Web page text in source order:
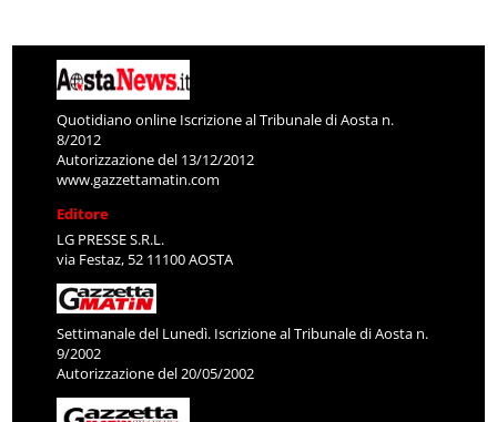
Quotidiano online Iscrizione al Tribunale di Aosta n.
8/2012
Autorizzazione del 13/12/2012
www.gazzettamatin.com
Editore
LG PRESSE S.R.L.
via Festaz, 52 11100 AOSTA
Settimanale del Lunedì. Iscrizione al Tribunale di Aosta n.
9/2002
Autorizzazione del 20/05/2002